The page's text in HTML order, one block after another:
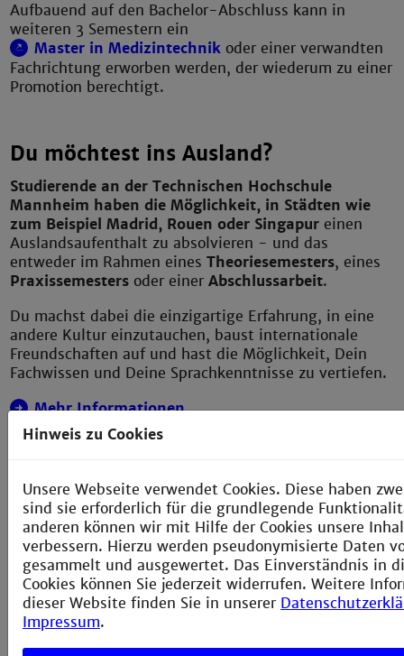
Aufbauend auf den Bachelor-Abschluss kann in
weiteren 3 Semestern ein
Master in Medizintechnik oder einer verwandten
Fachrichtung erworben werden, der wiederum zu einer
Promotion berechtigt.
Du möchtest ins Ausland?
Studierende an der Technischen Hochschule
Mannheim haben die Möglichkeit, in Städten wie
zum Beispiel Madrid, Rouen oder Singapur einen
Auslandsaufenthalt zu absolvieren - und das
entweder im Rahmen einesTheoriesemesters, eines
Praxissemesters oder einerAbschlussarbeit.
Du machst dabei die einzigartige Erfahrung, in eine
andere Kultur einzutauchen, baust internationale
Freundschaften auf und hast die Möglichkeit, Dein
Fachwissen und Deine Sprachkenntnisse zu vertiefen.
Mehr Informationen
Downloads
Modulhandbuch (PDF)
Studien- und Prüfungsordnung
Diploma Supplement (PDF)
Hinweis zu Cookies
Unsere Webseite verwendet Cookies. Diese haben
sind sie erforderlich für die grundlegende
anderen können wir mit Hilfe der Cookies unsere
verbessern. Hierzu werden pseudonymisierte Daten
gesammelt und ausgewertet. Das Einverständnis in
Cookies können Sie jederzeit widerrufen. Weitere
dieser Website finden Sie in unserer
Impressum.